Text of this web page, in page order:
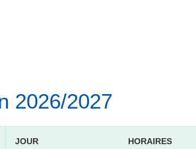
2026/2027
JOUR HORAIRES